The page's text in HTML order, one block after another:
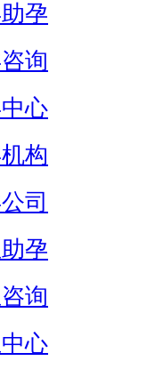
孕
询
心
构
司
孕
询
心